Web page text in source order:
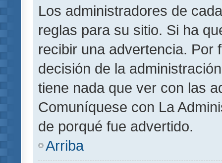
Los administradores de
reglas para su sitio. Si ha
recibir una advertencia. Por
decisión de la
tiene nada que ver con las
Comuníquese con La
de porqué fue advertido.
Arriba